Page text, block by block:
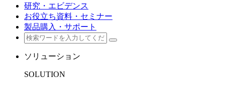
研究・エビデンス
お役立ち資料・セミナー
製品購入・サポート
ソリューション
SOLUTION